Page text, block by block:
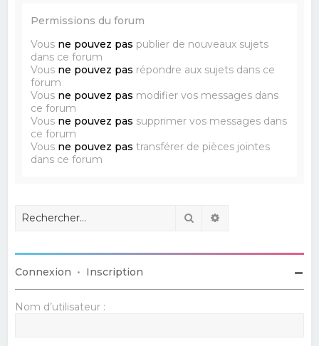
Permissions du forum
Vous ne pouvez pas publier de nouveaux sujets
dans ce forum
Vous ne pouvez pas répondre aux sujets dans ce
forum
Vous ne pouvez pas modifier vos messages dans
ce forum
Vous ne pouvez pas supprimer vos messages dans
ce forum
Vous ne pouvez pas transférer de pièces jointes
dans ce forum
Rechercher
Connexion • Inscription
Nom d’utilisateur :